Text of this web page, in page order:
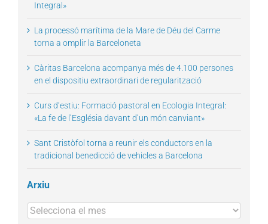
Integral»
La processó marítima de la Mare de Déu del Carme
torna a omplir la Barceloneta
Càritas Barcelona acompanya més de 4.100 persones
en el dispositiu extraordinari de regularització
Curs d’estiu: Formació pastoral en Ecologia Integral:
«La fe de l’Església davant d’un món canviant»
Sant Cristòfol torna a reunir els conductors en la
tradicional benedicció de vehicles a Barcelona
Arxiu
Arxius